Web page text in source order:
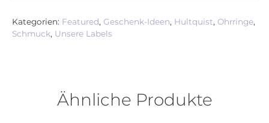
Kategorien: Featured, Geschenk-Ideen, Hultquist, Ohrringe,
Schmuck, Unsere Labels
Ähnliche Produkte